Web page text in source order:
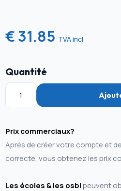
€ 31.85 TVA incl
Quantité
Prix commerciaux?
Aprés de créer votre compte et
correcte, vous obtenez les prix
Les écoles & les osblpeuvent